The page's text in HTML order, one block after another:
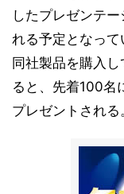
したプレゼンテ
れる予定となっ
同社製品を購入
ると、先着100名
プレゼントされる